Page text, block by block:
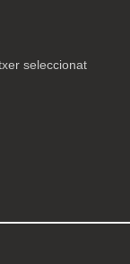
seleccionat